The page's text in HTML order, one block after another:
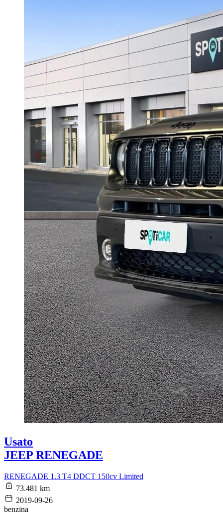
Usato
JEEP RENEGADE
RENEGADE 1.3 T4 DDCT 150cv Limited
73.481 km
2019-09-26
benzina